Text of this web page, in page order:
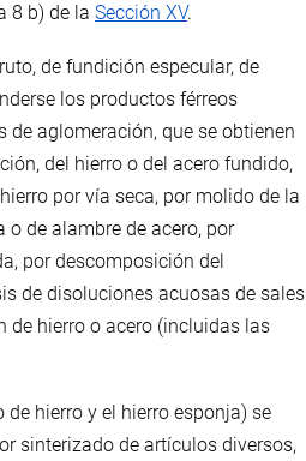
8 b) de la Sección XV.
de fundición especular, de
los productos férreos
de aglomeración, que se obtienen
del hierro o del acero fundido,
por vía seca, por molido de la
de alambre de acero, por
por descomposición del
de disoluciones acuosas de sales
de hierro o acero (incluidas las
hierro y el hierro esponja) se
sinterizado de artículos diversos,